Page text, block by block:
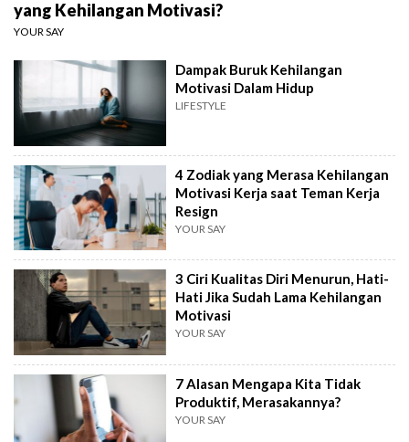
yang Kehilangan Motivasi?
YOUR SAY
Dampak Buruk Kehilangan
Motivasi Dalam Hidup
LIFESTYLE
4 Zodiak yang Merasa Kehilangan
Motivasi Kerja saat Teman Kerja
Resign
YOUR SAY
3 Ciri Kualitas Diri Menurun, Hati-
Hati Jika Sudah Lama Kehilangan
Motivasi
YOUR SAY
7 Alasan Mengapa Kita Tidak
Produktif, Merasakannya?
YOUR SAY